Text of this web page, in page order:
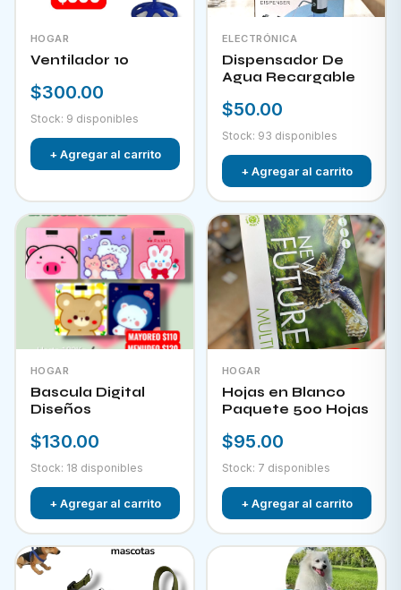
HOGAR
Ventilador 10
$300.00
Stock: 9 disponibles
+ Agregar al carrito
ELECTRÓNICA
Dispensador De
Agua Recargable
$50.00
Stock: 93 disponibles
+ Agregar al carrito
HOGAR
Bascula Digital
Diseños
$130.00
Stock: 18 disponibles
+ Agregar al carrito
HOGAR
Hojas en Blanco
Paquete 500 Hojas
$95.00
Stock: 7 disponibles
+ Agregar al carrito